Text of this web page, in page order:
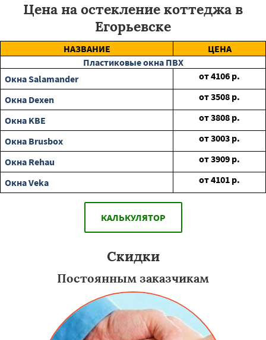
Цена на остекление коттеджа в
Егорьевске
НАЗВАНИЕ
ЦЕНА
Пластиковые окна ПВХ
Окна Salamander
от4106 р.
Окна Dexen
от3508 р.
Окна KBE
от3808 р.
Окна Brusbox
от3003 р.
Окна Rehau
от3909 р.
Окна Veka
от4101 р.
КАЛЬКУЛЯТОР
Скидки
Постоянным заказчикам